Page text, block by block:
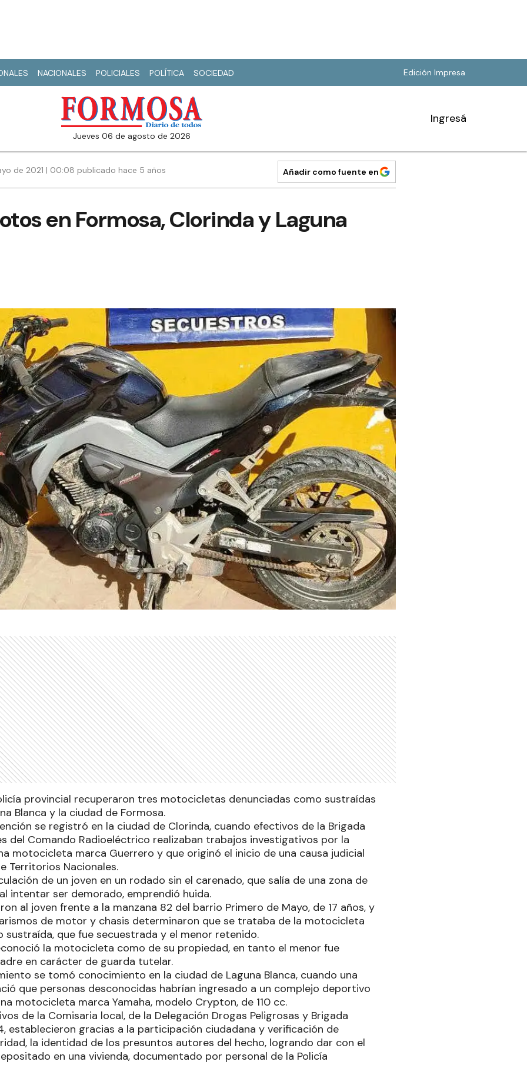
NACIONALES POLICIALES POLÍTICA SOCIEDAD Edición Impresa
jueves 06 de agosto de 2026
Ingresá
de 2021 | 00:08 publicado hace 5 años Añadir como fuente en
en Formosa, Clorinda y Laguna
provincial recuperaron tres motocicletas denunciadas como sustraídas
Blanca y la ciudad de Formosa.
se registró en la ciudad de Clorinda, cuando efectivos de la Brigada
del Comando Radioeléctrico realizaban trabajos investigativos por la
motocicleta marca Guerrero y que originó el inicio de una causa judicial
Territorios Nacionales.
de un joven en un rodado sin el carenado, que salía de una zona de
intentar ser demorado, emprendió huida.
al joven frente a la manzana 82 del barrio Primero de Mayo, de 17 años, y
de motor y chasis determinaron que se trataba de la motocicleta
sustraída, que fue secuestrada y el menor retenido.
la motocicleta como de su propiedad, en tanto el menor fue
en carácter de guarda tutelar.
se tomó conocimiento en la ciudad de Laguna Blanca, cuando una
que personas desconocidas habrían ingresado a un complejo deportivo
motocicleta marca Yamaha, modelo Crypton, de 110 cc.
de la Comisaria local, de la Delegación Drogas Peligrosas y Brigada
establecieron gracias a la participación ciudadana y verificación de
la identidad de los presuntos autores del hecho, logrando dar con el
en una vivienda, documentado por personal de la Policía